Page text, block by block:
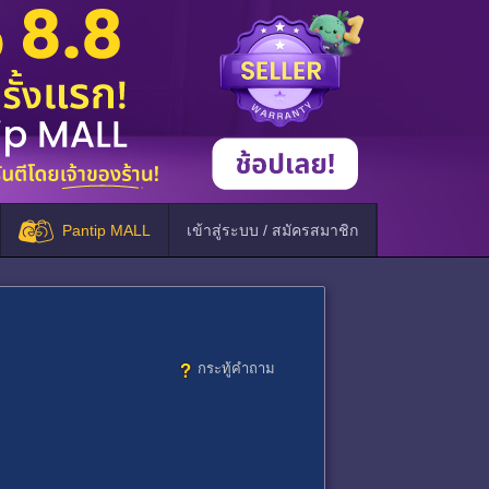
Pantip MALL เข้าสู่ระบบ / สมัครสมาชิก
กระทู้คำถาม